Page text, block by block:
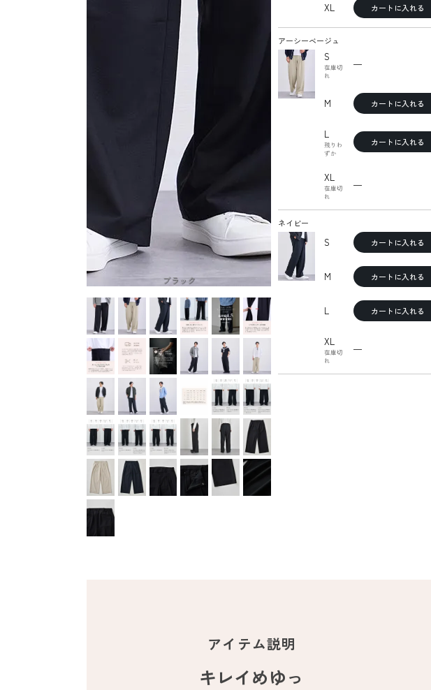
ブラック
XL カートに入れる
アーシーベージュ
S
在庫切
れ
—
M カートに入れる
L
残りわ
ずか
カートに入れる
XL
在庫切
れ
—
ネイビー
S カートに入れる
M カートに入れる
L カートに入れる
XL
在庫切
れ
—
アイテム説明
キレイめゆっ